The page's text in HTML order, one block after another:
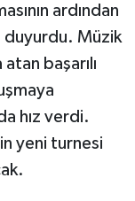
ardından
duyurdu. Müzik
başarılı
hız verdi.
yeni turnesi